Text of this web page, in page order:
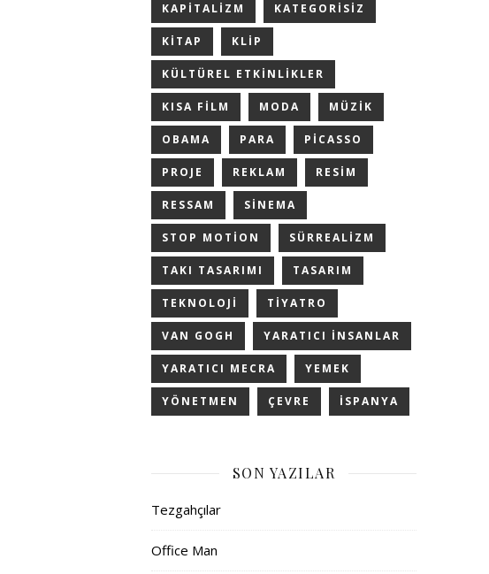
KAPITALIZM KATEGORISIZ
KITAP KLIP
KÜLTÜREL ETKINLIKLER
KISA FILM MODA MÜZIK
OBAMA PARA PICASSO
PROJE REKLAM RESIM
RESSAM SINEMA
STOP MOTION SÜRREALIZM
TAKI TASARIMI TASARIM
TEKNOLOJI TIYATRO
VAN GOGH YARATICI INSANLAR
YARATICI MECRA YEMEK
YÖNETMEN ÇEVRE İSPANYA
SON YAZILAR
Tezgahçılar
Office Man